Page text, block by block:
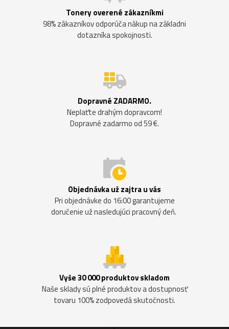
Tonery overené zákazníkmi
98% zákazníkov odporúča nákup na základni
dotazníka spokojnosti.
Dopravné ZADARMO.
Neplaťte drahým dopravcom!
Dopravné zadarmo od 59 €.
Objednávka už zajtra u vás
Pri objednávke do 16:00 garantujeme
doručenie už nasledujúci pracovný deň.
Vyše 30 000 produktov skladom
Naše sklady sú plné produktov a dostupnosť
tovaru 100% zodpovedá skutočnosti.